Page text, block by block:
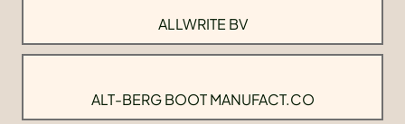
ALLWRITE BV
ALT-BERG BOOT MANUFACT.CO